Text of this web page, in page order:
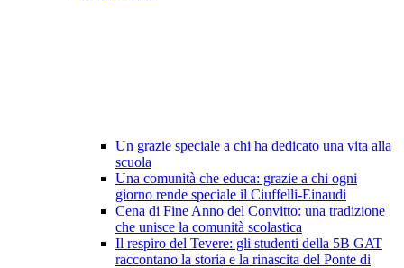
Un grazie speciale a chi ha dedicato una vita alla
scuola
Una comunità che educa: grazie a chi ogni
giorno rende speciale il Ciuffelli-Einaudi
Cena di Fine Anno del Convitto: una tradizione
che unisce la comunità scolastica
Il respiro del Tevere: gli studenti della 5B GAT
raccontano la storia e la rinascita del Ponte di